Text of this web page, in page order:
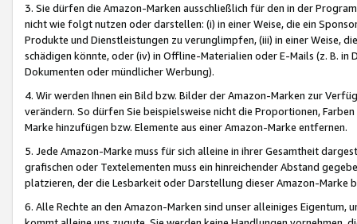
3. Sie dürfen die Amazon-Marken ausschließlich für den in der
nicht wie folgt nutzen oder darstellen: (i) in einer Weise, die ein
Produkte und Dienstleistungen zu verunglimpfen, (iii) in einer Weise,
schädigen könnte, oder (iv) in Offline-Materialien oder E-Mails (z. B. in
Dokumenten oder mündlicher Werbung).
4. Wir werden Ihnen ein Bild bzw. Bilder der Amazon-Marken zur
verändern. So dürfen Sie beispielsweise nicht die Proportionen,
Marke hinzufügen bzw. Elemente aus einer Amazon-Marke entfernen.
5. Jede Amazon-Marke muss für sich alleine in ihrer Gesamtheit
grafischen oder Textelementen muss ein hinreichender Abstand
platzieren, der die Lesbarkeit oder Darstellung dieser Amazon-Marke
6. Alle Rechte an den Amazon-Marken sind unser alleiniges